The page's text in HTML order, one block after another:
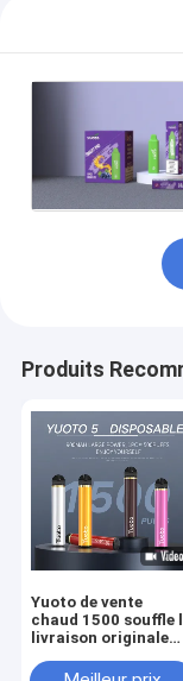
Produits
Yuoto de vente
chaud 1500 souffle
livraison originale
YUOTO Vape